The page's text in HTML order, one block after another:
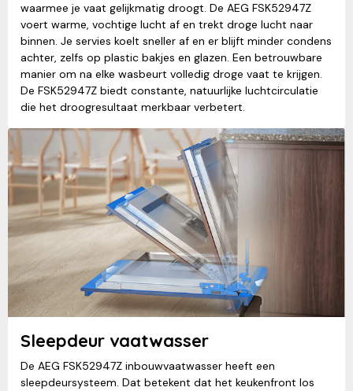
waarmee je vaat gelijkmatig droogt. De AEG FSK52947Z
voert warme, vochtige lucht af en trekt droge lucht naar
binnen. Je servies koelt sneller af en er blijft minder condens
achter, zelfs op plastic bakjes en glazen. Een betrouwbare
manier om na elke wasbeurt volledig droge vaat te krijgen.
De FSK52947Z biedt constante, natuurlijke luchtcirculatie
die het droogresultaat merkbaar verbetert.
Sleepdeur vaatwasser
De AEG FSK52947Z inbouwvaatwasser heeft een
sleepdeursysteem. Dat betekent dat het keukenfront los